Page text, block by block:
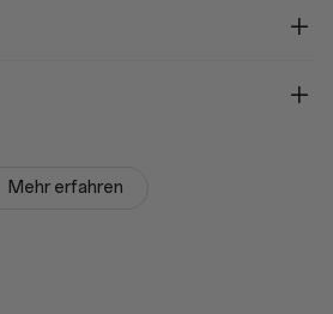
Mehr erfahren